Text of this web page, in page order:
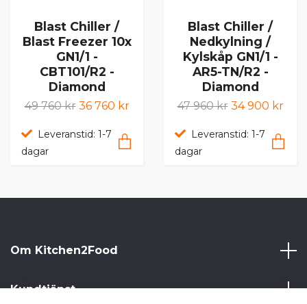
Blast Chiller /
Blast Freezer 10x
GN1/1 -
CBT101/R2 -
Diamond
49 760 kr 36 760 kr
Leveranstid: 1-7
dagar
Blast Chiller /
Nedkylning /
Kylskåp GN1/1 -
AR5-TN/R2 -
Diamond
47 960 kr 34 900 kr
Leveranstid: 1-7
dagar
Om Kitchen2Food
Kundtjänst